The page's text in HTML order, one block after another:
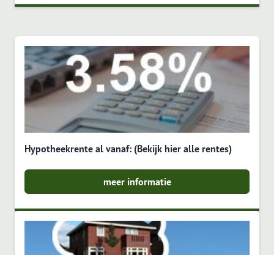
Hypotheekrente al vanaf: (Bekijk hier alle rentes)
meer informatie